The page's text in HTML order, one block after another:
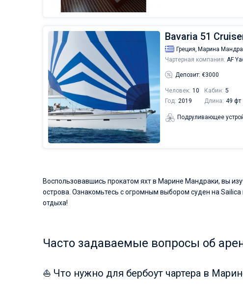
Bavaria 51
Греция, Марина
Чартерная компания: AF
Депозит: €3000
Человек: 10 Кабин: 5
Год: 2019 Длина: 49 фт
Подруливающее
Воспользовавшись прокатом яхт в Марине Мандраки, вы
острова. Ознакомьтесь с огромным выбором суден на
отдыха!
Часто задаваемые вопросы об
⛵ Что нужно для бербоут чартера в